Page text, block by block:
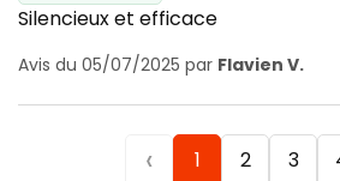
Silencieux et efficace
Avis du 05/07/2025 par Flavien V.
‹ 1 2 3